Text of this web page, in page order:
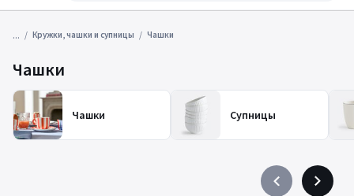
... Кружки, чашки и супницы Чашки
Чашки
Чашки Супницы
PrécédentSuivant